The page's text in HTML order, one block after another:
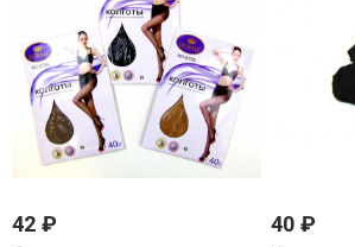
42 ₽ 40₽